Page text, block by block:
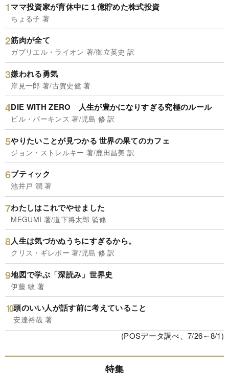
ママ投資家が育休中に１億貯めた株式投資
ちょる子 著
筋肉が全て
ガブリエル・ライオン 著/御立英史 訳
嫌われる勇気
岸見一郎 著/古賀史健 著
DIE WITH ZERO 人生が豊かになりすぎる究極のルール
ビル・パーキンス 著/児島 修 訳
やりたいことが見つかる 世界の果てのカフェ
ジョン・ストレルキー 著/鹿田昌美 訳
ブティック
池井戸 潤 著
わたしはこれでやせました
MEGUMI 著/道下将太郎 監修
人生は気づかぬうちにすぎるから。
クリス・ギレボー 著/児島 修 訳
地図で学ぶ「深読み」世界史
伊藤 敏 著
頭のいい人が話す前に考えていること
安達裕哉 著
(POSデータ調べ、7/26～8/1)
特集